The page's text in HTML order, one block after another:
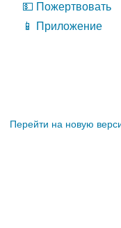
💵 Пожертвовать
📱 Приложение
Перейти на новую